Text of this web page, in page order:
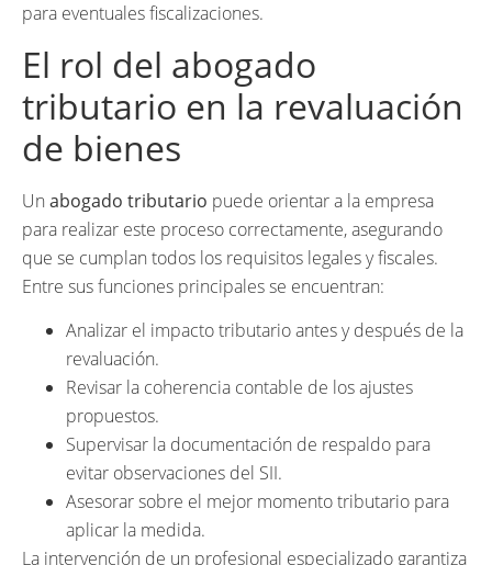
para eventuales fiscalizaciones.
El rol del abogado
tributario en la revaluación
de bienes
Un abogado tributario puede orientar a la empresa
para realizar este proceso correctamente, asegurando
que se cumplan todos los requisitos legales y fiscales.
Entre sus funciones principales se encuentran:
Analizar el impacto tributario antes y después de la
revaluación.
Revisar la coherencia contable de los ajustes
propuestos.
Supervisar la documentación de respaldo para
evitar observaciones del SII.
Asesorar sobre el mejor momento tributario para
aplicar la medida.
La intervención de un profesional especializado garantiza